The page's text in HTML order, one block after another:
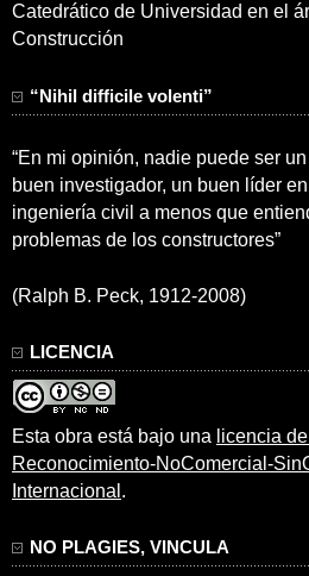
Catedrático de Universidad en el
Construcción
“Nihil difficile volenti”
“En mi opinión, nadie puede ser
buen investigador, un buen líder
ingeniería civil a menos que
problemas de los constructores”
(Ralph B. Peck, 1912-2008)
LICENCIA
Esta obra está bajo una licencia
Reconocimiento-NoComercial-
Internacional .
NO PLAGIES, VINCULA